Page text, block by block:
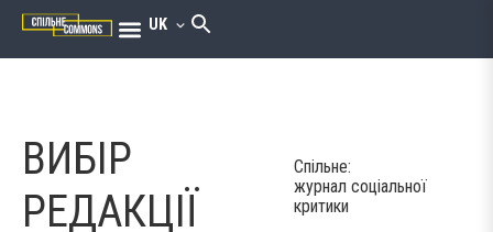
UK
ВИБІР
РЕДАКЦІЇ
Спільне:
журнал соціальної
критики